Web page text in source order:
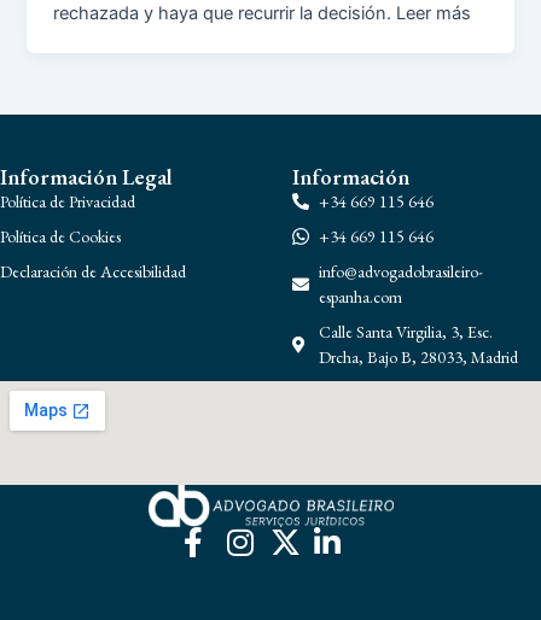
rechazada y haya que recurrir la decisión. Leer más
Información Legal
Política de Privacidad
Política de Cookies
Declaración de Accesibilidad
Información
+34 669 115 646
+34 669 115 646
info@advogadobrasileiro-
espanha.com
Calle Santa Virgilia, 3, Esc.
Drcha, Bajo B, 28033, Madrid